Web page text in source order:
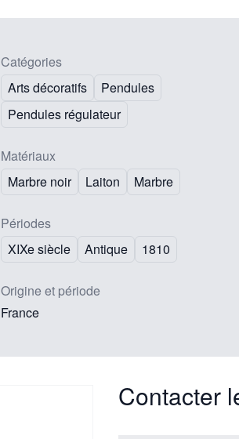
Catégories
Arts décoratifs
Pendules
Pendules régulateur
Matériaux
Marbre noir
Laiton Marbre
Périodes
XIXe siècle
Antique 1810
Origine et période
France
Contacter